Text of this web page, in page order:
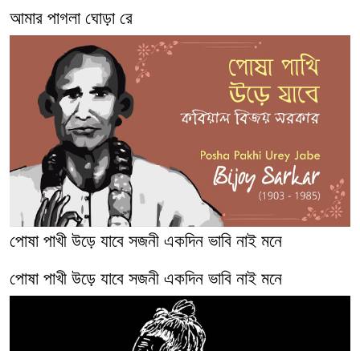
আমার পাগলা ঘোড়া রে
পোষা পাখী উড়ে যাবে সজনী একদিন ভাবি নাই মনে
পোষা পাখী উড়ে যাবে সজনী একদিন ভাবি নাই মনে